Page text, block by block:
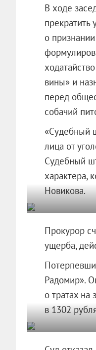
В ходе
прекратить
о
вины» и
перед
собачий
«Судебный
лица от
Судебный
характера,
Новикова.
Прокурор
ущерба,
Радомир».
о тратах на
в 1302